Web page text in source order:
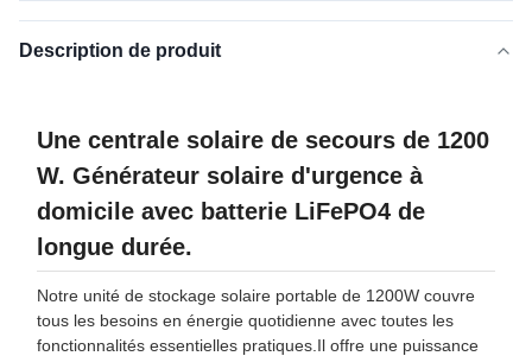
Description de produit
Une centrale solaire de secours de 1200
W. Générateur solaire d'urgence à
domicile avec batterie LiFePO4 de
longue durée.
Notre unité de stockage solaire portable de 1200W couvre
tous les besoins en énergie quotidienne avec toutes les
fonctionnalités essentielles pratiques.Il offre une puissance